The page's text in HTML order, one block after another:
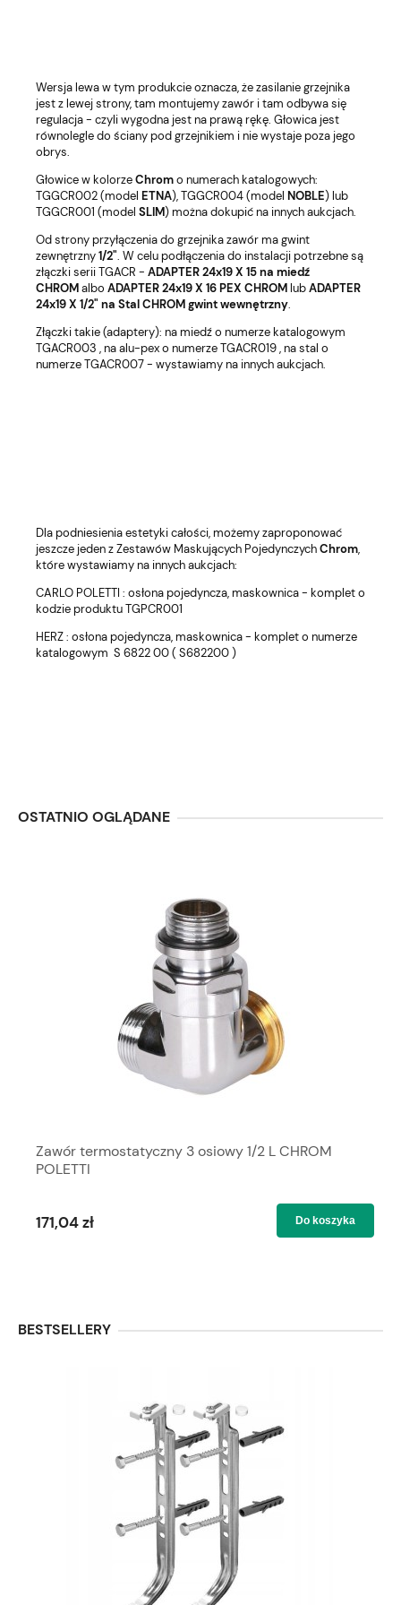
Wersja lewa w tym produkcie oznacza, że zasilanie grzejnika
jest z lewej strony, tam montujemy zawór i tam odbywa się
regulacja - czyli wygodna jest na prawą rękę. Głowica jest
równolegle do ściany pod grzejnikiem i nie wystaje poza jego
obrys.
Głowice w kolorzeChromo numerach katalogowych:
TGGCR002 (model ETNA), TGGCR004 (model NOBLE) lub
TGGCR001 (model SLIM) można dokupić na innych aukcjach.
Od strony przyłączenia do grzejnika zawór ma gwint
zewnętrzny1/2". W celu podłączenia do instalacji potrzebne są
złączki serii TGACR - ADAPTER 24x19 X 15 na miedź
CHROMalbo ADAPTER 24x19 X 16 PEX CHROMlubADAPTER
24x19 X 1/2" na Stal CHROM gwint wewnętrzny.
Złączki takie (adaptery): na miedź o numerze katalogowym
TGACR003 , na alu-pex o numerze TGACR019 , na stal o
numerze TGACR007 - wystawiamy na innych aukcjach.
Dla podniesienia estetyki całości, możemy zaproponować
jeszcze jeden z Zestawów Maskujących PojedynczychChrom,
które wystawiamy na innych aukcjach:
CARLO POLETTI : osłona pojedyncza, maskownica - komplet o
kodzie produktu TGPCR001
HERZ : osłona pojedyncza, maskownica - komplet o numerze
katalogowym S 6822 00 ( S682200 )
OSTATNIO OGLĄDANE
Zawór termostatyczny 3 osiowy 1/2 L CHROM
POLETTI
171,04 zł Do koszyka
BESTSELLERY